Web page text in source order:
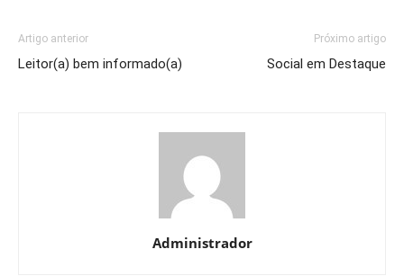
Artigo anterior
Leitor(a) bem informado(a)
Próximo artigo
Social em Destaque
Administrador